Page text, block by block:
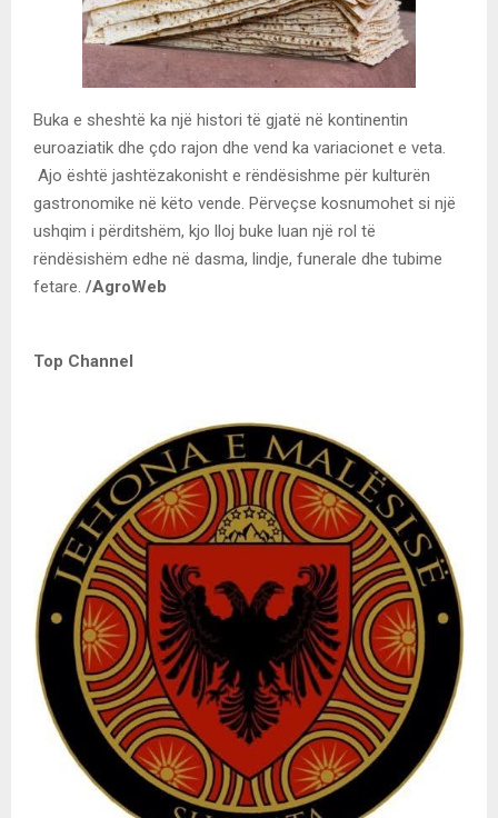
Buka e sheshtë ka një histori të gjatë në kontinentin
euroaziatik dhe çdo rajon dhe vend ka variacionet e veta.
Ajo është jashtëzakonisht e rëndësishme për kulturën
gastronomike në këto vende. Përveçse kosnumohet si një
ushqim i përditshëm, kjo lloj buke luan një rol të
rëndësishëm edhe në dasma, lindje, funerale dhe tubime
fetare. /AgroWeb
Top Channel